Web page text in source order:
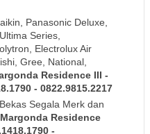
Panasonic Deluxe,
Series,
Electrolux Air
Gree, National,
Residence III -
- 0822.9815.2217
Segala Merk dan
Residence
-